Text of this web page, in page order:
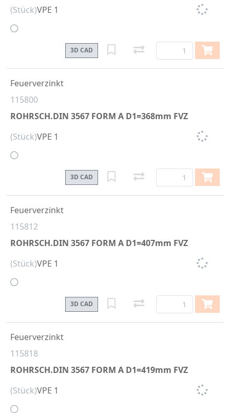
(Stück)VPE 1
3D CAD
115800
ROHRSCH.DIN 3567 FORM A D1=368mm FVZ
Feuerverzinkt
(Stück)VPE 1
3D CAD
115812
ROHRSCH.DIN 3567 FORM A D1=407mm FVZ
Feuerverzinkt
(Stück)VPE 1
3D CAD
115818
ROHRSCH.DIN 3567 FORM A D1=419mm FVZ
Feuerverzinkt
(Stück)VPE 1